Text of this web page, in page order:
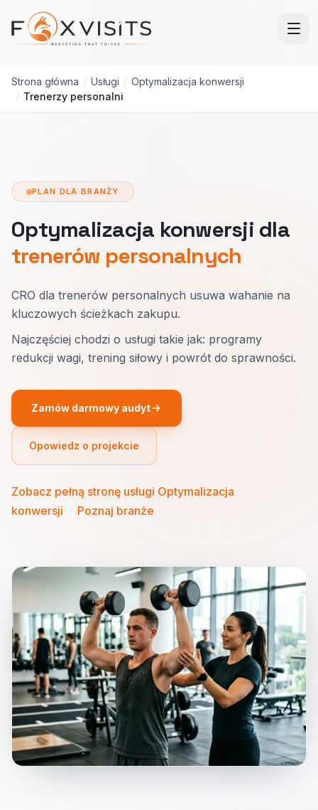
Przejdź do treści głównej
Strona główna / Usługi / Optymalizacja konwersji
/ Trenerzy personalni
PLAN DLA BRANŻY
Optymalizacja konwersji dla
trenerów personalnych
CRO dla trenerów personalnych usuwa wahanie na
kluczowych ścieżkach zakupu.
Najczęściej chodzi o usługi takie jak: programy
redukcji wagi, trening siłowy i powrót do sprawności.
Zamów darmowy audyt
Opowiedz o projekcie
Zobacz pełną stronę usługi Optymalizacja
konwersji
Poznaj branże